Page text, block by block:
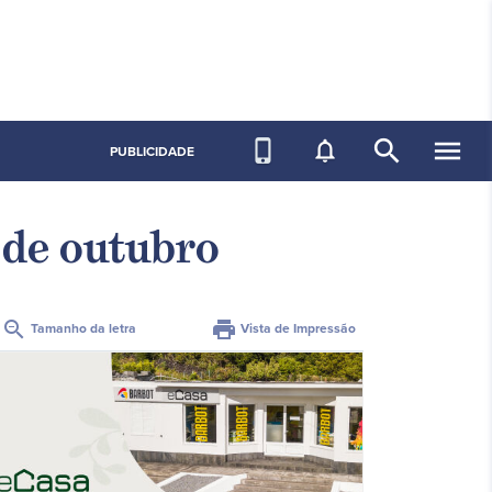
PUBLICIDADE phone_iphone notifications_none search menu
outubro
zoom_out Tamanho da letra print Vista de Impressão